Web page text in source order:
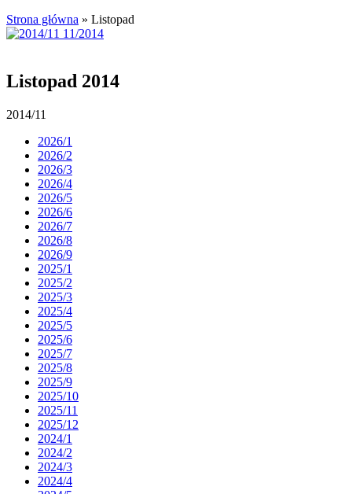
Strona główna » Listopad
Listopad 2014
2014/11
2026/1
2026/2
2026/3
2026/4
2026/5
2026/6
2026/7
2026/8
2026/9
2025/1
2025/2
2025/3
2025/4
2025/5
2025/6
2025/7
2025/8
2025/9
2025/10
2025/11
2025/12
2024/1
2024/2
2024/3
2024/4